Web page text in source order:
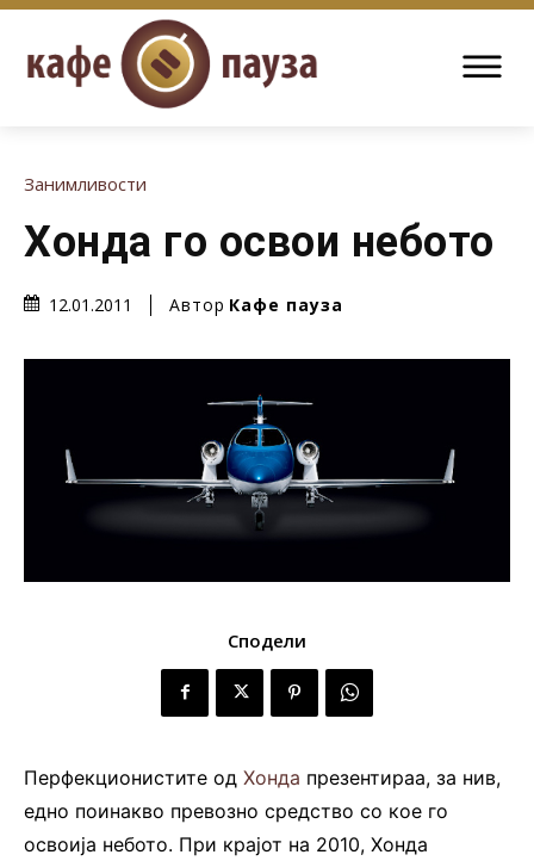
Занимливости
Хонда го освои небото
12.01.2011 Автор Кафе пауза
Сподели
Перфекционистите од Хонда презентираа, за нив,
едно поинакво превозно средство со кое го
освоија небото. При крајот на 2010, Хонда